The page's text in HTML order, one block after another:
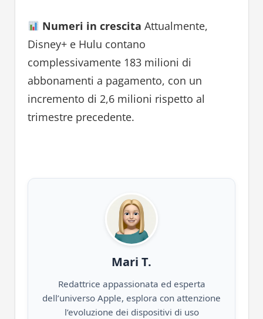
Numeri in crescita Attualmente,
Disney+ e Hulu contano
complessivamente 183 milioni di
abbonamenti a pagamento, con un
incremento di 2,6 milioni rispetto al
trimestre precedente.
Mari T.
Redattrice appassionata ed esperta
dell’universo Apple, esplora con attenzione
l’evoluzione dei dispositivi di uso